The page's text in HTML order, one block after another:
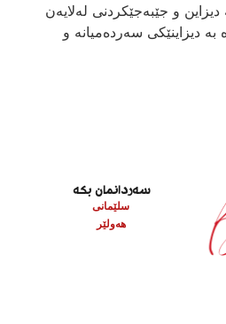
و جێبەجێکردنی لەلایەن
بە دیزاینێکی سەردەمیانە و
سەردانمان بکە
سلێمانی
هەولێر